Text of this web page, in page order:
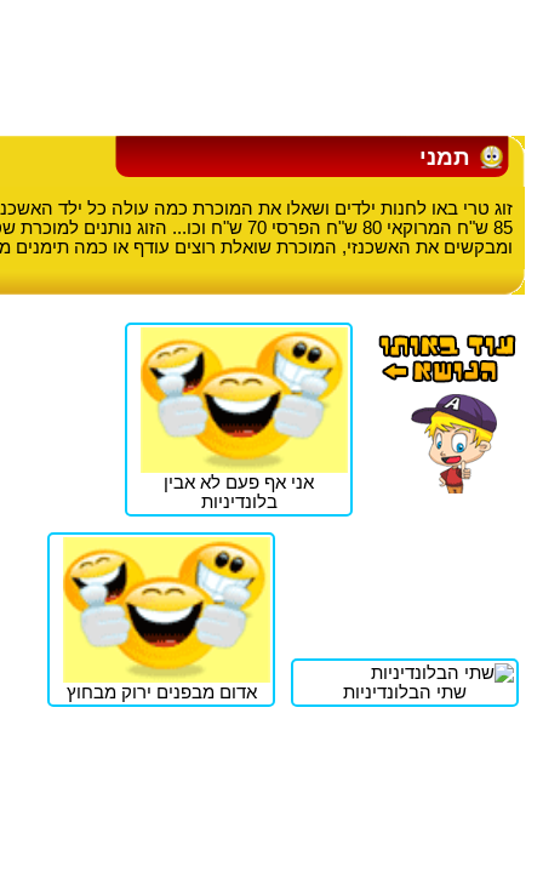
תמני
ומבקשים את האשכנזי, המוכרת שואלת רוצים עודף או כמה תימנים
אני אף פעם לא אבין
בלונדיניות
שתי הבלונדיניות אדום מבפנים ירוק מבחוץ